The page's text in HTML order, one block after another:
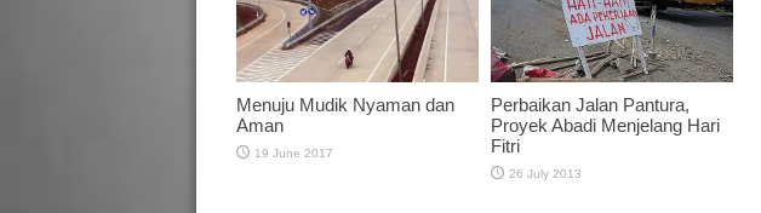
Menuju Mudik Nyaman dan
Aman
19 June 2017
Perbaikan Jalan Pantura,
Proyek Abadi Menjelang Hari
Fitri
26 July 2013